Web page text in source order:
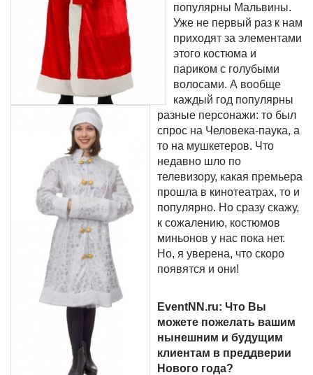
популярны Мальвины.
Уже не первый раз к нам
приходят за элементами
этого костюма и
париком с голубыми
волосами. А вообще
каждый год популярны
разные персонажи: то был
спрос на Человека-паука, а
то на мушкетеров. Что
недавно шло по
телевизору, какая премьера
прошла в кинотеатрах, то и
популярно. Но сразу скажу,
к сожалению, костюмов
миньонов у нас пока нет.
Но, я уверена, что скоро
появятся и они!
EventNN.ru: Что Вы
можете пожелать вашим
нынешним и будущим
клиентам в преддверии
Нового года?